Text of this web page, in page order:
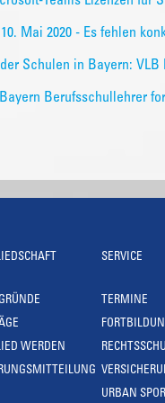
Mai 2020 - Es fehlen
der Schulen in Bayern:
Berufsschullehrer
WERDEN
SERVICE
TERMINE
URBAN